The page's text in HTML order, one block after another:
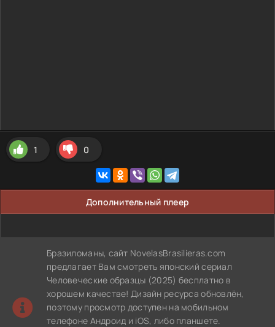
1 0
Дополнительный плеер
Бразиломаны, сайт NovelasBrasilieras.com
предлагает Вам смотреть японский сериал
Человеческие образцы (2025) бесплатно в
хорошем качестве! Дизайн ресурса обновлён,
поэтому просмотр доступен на мобильном
телефоне Андроид и iOS, либо планшете.